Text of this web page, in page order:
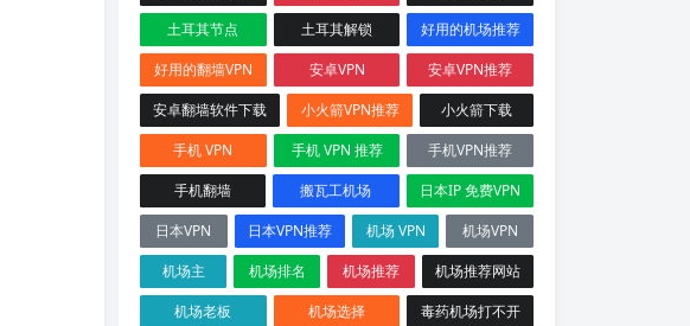
土耳其节点
土耳其解锁
好用的机场推荐
好用的翻墙VPN
安卓VPN
安卓VPN推荐
安卓翻墙软件下载
小火箭VPN推荐
小火箭下载
手机 VPN
手机 VPN 推荐
手机VPN推荐
手机翻墙
搬瓦工机场
日本IP 免费VPN
日本VPN
日本VPN推荐 机场 VPN
机场VPN
机场主
机场排名 机场推荐
机场推荐网站
机场老板
机场选择
毒药机场打不开